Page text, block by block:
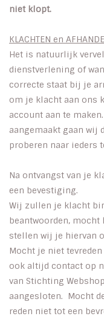
niet klopt.
KLACHTEN en
Het is natuurlijk
dienstverlening of
correcte staat bij je
om je klacht aan ons
account aan te
aangemaakt gaan wij
proberen naar ieders
Na ontvangst van je
een bevestiging.
Wij zullen je klacht
beantwoorden,
stellen wij je hiervan
Mocht je niet
ook altijd contact op
van Stichting
aangesloten. Mocht
reden niet tot een